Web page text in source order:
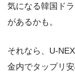
気になる韓国ド
があるかも。
それなら、U-
金内でタップリ